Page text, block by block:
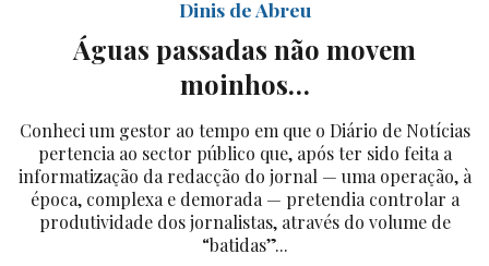
Dinis de Abreu
Águas passadas não movem
moinhos…
Conheci um gestor ao tempo em que o Diário de Notícias
pertencia ao sector público que, após ter sido feita a
informatização da redacção do jornal — uma operação, à
época, complexa e demorada — pretendia controlar a
produtividade dos jornalistas, através do volume de
“batidas”...